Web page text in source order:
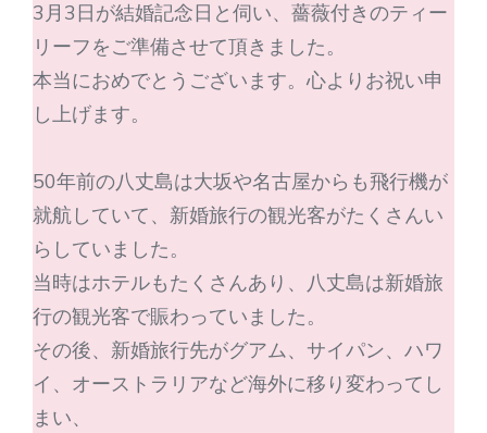
3月3日が結婚記念日と伺い、薔薇付きのティー
リーフをご準備させて頂きました。
本当におめでとうございます。心よりお祝い申
し上げます。
50年前の八丈島は大坂や名古屋からも飛行機が
就航していて、新婚旅行の観光客がたくさんい
らしていました。
当時はホテルもたくさんあり、八丈島は新婚旅
行の観光客で賑わっていました。
その後、新婚旅行先がグアム、サイパン、ハワ
イ、オーストラリアなど海外に移り変わってし
まい、